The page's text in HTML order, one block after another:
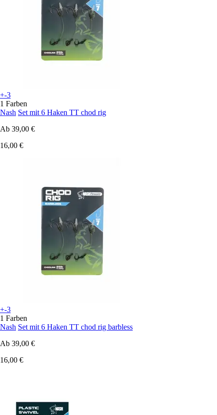
+-3
1 Farben
Nash Set mit 6 Haken TT chod rig
Ab 39,00 €
16,00 €
+-3
1 Farben
Nash Set mit 6 Haken TT chod rig barbless
Ab 39,00 €
16,00 €